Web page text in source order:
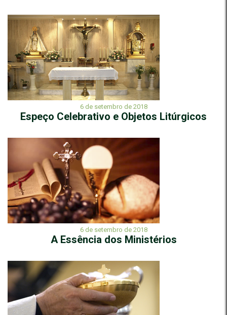
6 de setembro de 2018
Espeço Celebrativo e Objetos Litúrgicos
6 de setembro de 2018
A Essência dos Ministérios